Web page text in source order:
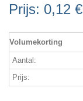
Prijs: 0,12 €
Volumekorting
Aantal:
Prijs: